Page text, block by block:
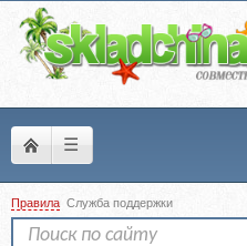
☰
Правила Служба поддержки